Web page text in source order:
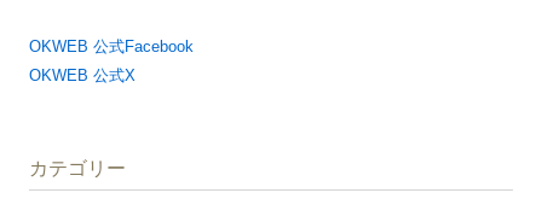
OKWEB 公式Facebook
OKWEB 公式X
カテゴリー